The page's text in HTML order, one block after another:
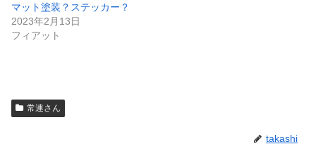
マット塗装？ステッカー？
2023年2月13日
フィアット
常連さん
takashi